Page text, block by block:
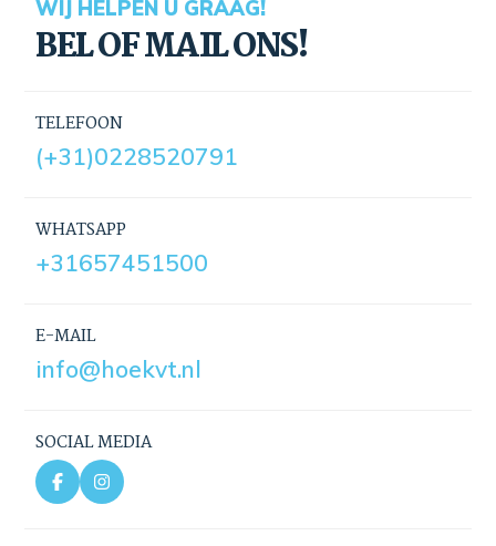
WIJ HELPEN U GRAAG!
BEL OF MAIL ONS!
TELEFOON
(+31)0228520791
E-MAIL
info@hoekvt.nl
WHATSAPP
+31657451500
SOCIAL MEDIA